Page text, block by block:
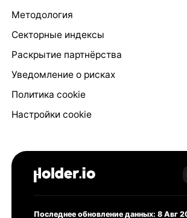
Методология
Секторные индексы
Раскрытие партнёрства
Уведомление о рисках
Политика cookie
Настройки cookie
Последнее обновление данных: 8 Авг